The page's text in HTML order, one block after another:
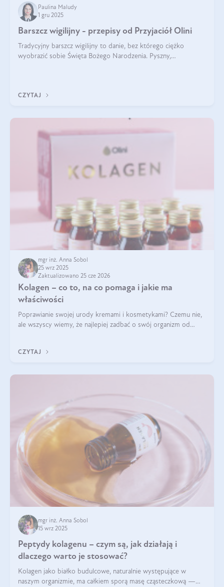
Paulina Maludy
1 gru 2025
Barszcz wigilijny - przepisy od Przyjaciół Olini
Tradycyjny barszcz wigilijny to danie, bez którego ciężko
wyobrazić sobie Święta Bożego Narodzenia. Pyszny,
CZYTAJ
mgr inż. Anna Sobol
25 wrz 2025
Zaktualizowano 25 cze 2026
Kolagen – co to, na co pomaga i jakie ma
właściwości
Poprawianie swojej urody kremami i kosmetykami? Czemu nie,
ale wszyscy wiemy, że najlepiej zadbać o swój organizm od
wysokiej jakości suplem
CZYTAJ
mgr inż. Anna Sobol
15 wrz 2025
Peptydy kolagenu – czym są, jak działają i
dlaczego warto je stosować?
Kolagen jako białko budulcowe, naturalnie występujące w
naszym organizmie, ma całkiem sporą masę cząsteczkową —